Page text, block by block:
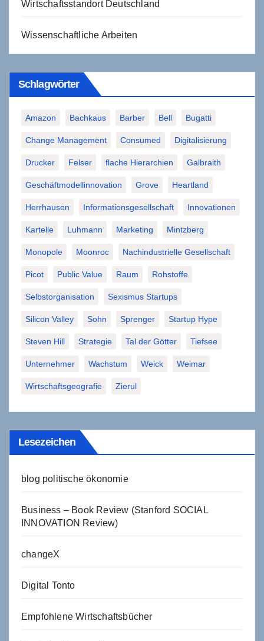
Wirtschaftsstandort Deutschland
Wissenschaftliche Arbeiten
Schlagwörter
Amazon Bachkaus Barber Bell Bugatti
Change Management Consumed Digitalisierung
Drucker Felser flache Hierarchien Galbraith
Geschäftmodellinnovation Grove Heartland
Herrhausen Informationsgesellschaft Innovationen
Kartelle Luhmann Marketing Mintzberg
Monopole Moonroc Nachindustrielle Gesellschaft
Picot Public Value Raum Rohstoffe
Selbstorganisation Sexismus Startups
Silicon Valley Sohn Sprenger Startup Hype
Steven Hill Strategie Tal der Götter Tiefsee
Unternehmer Wachstum Weick Weimar
Wirtschaftsgeografie Zierul
Lesezeichen
blog politische ökonomie
Business – Book Review (Stanford SOCIAL
INNOVATION Review)
changeX
Digital Tonto
Empfohlene Wirtschaftsbücher